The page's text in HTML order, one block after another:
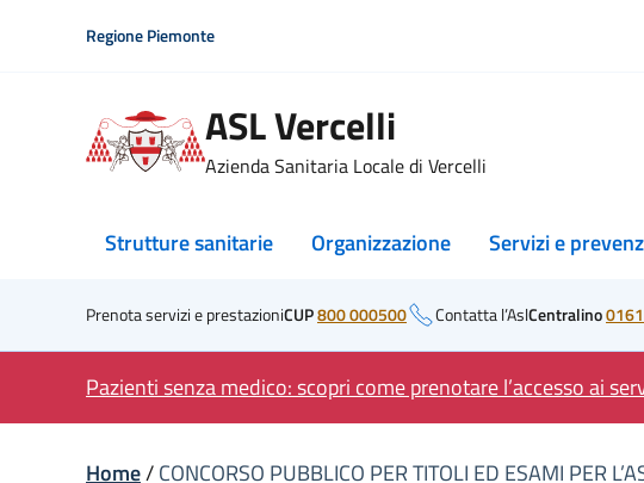
Regione Piemonte
ASL Vercelli
Azienda Sanitaria Locale di Vercelli
Strutture sanitarie Organizzazione Servizi e
Prenota servizi e prestazioniCUP800 000500 Contatta l’AslCentralino
Pazienti senza medico: scopri come prenotare l’accesso ai
Home/CONCORSO PUBBLICO PER TITOLI ED ESAMI PER